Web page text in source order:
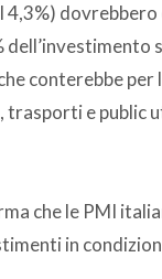
conterebbe
trasporti e public
che le PMI
in